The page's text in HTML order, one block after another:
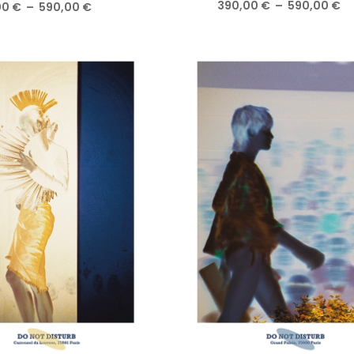
€ – 590,00 €Plage
à
390,00 € – 590,00 €
à